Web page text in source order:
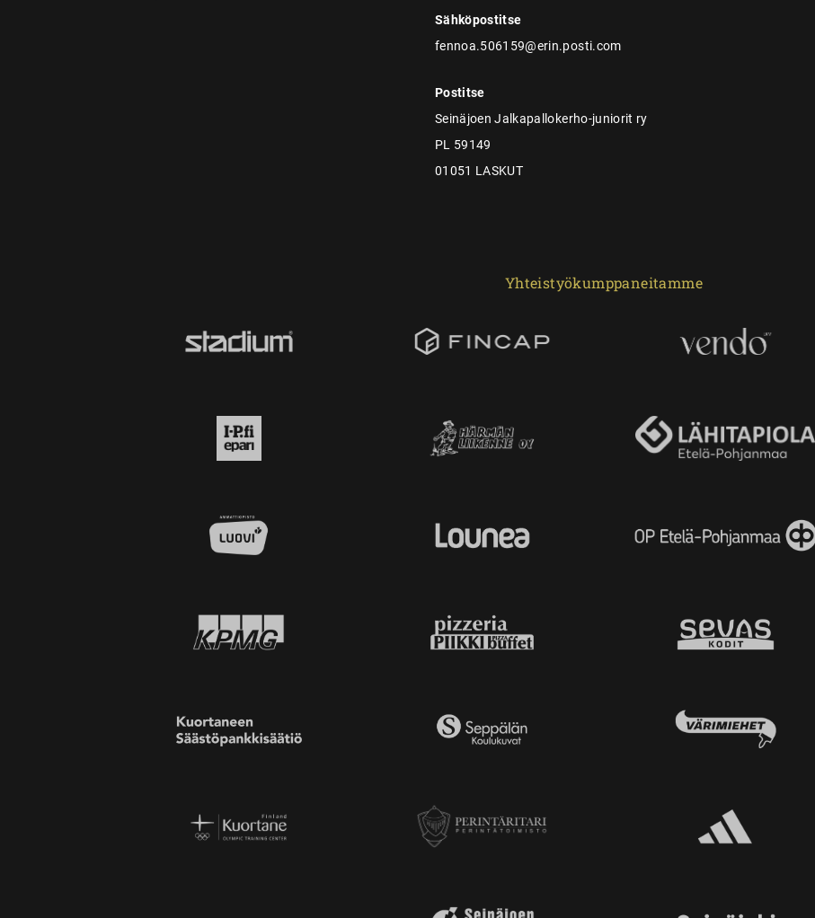
Sähköpostitse
fennoa.506159@erin.posti.com
Postitse
Seinäjoen Jalkapallokerho-juniorit ry
PL 59149
01051 LASKUT
Yhteistyökumppaneitamme